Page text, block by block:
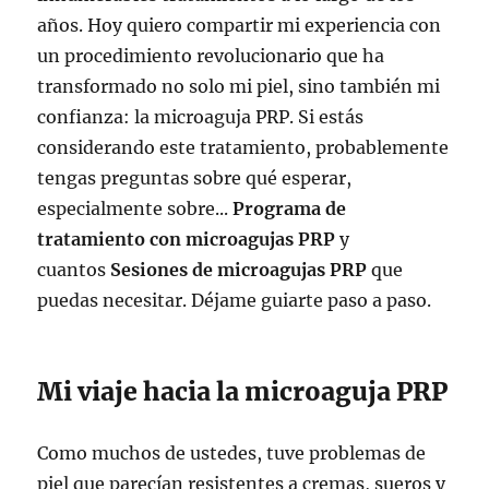
años. Hoy quiero compartir mi experiencia con
un procedimiento revolucionario que ha
transformado no solo mi piel, sino también mi
confianza: la microaguja PRP. Si estás
considerando este tratamiento, probablemente
tengas preguntas sobre qué esperar,
especialmente sobre...Programa de
tratamiento con microagujas PRP y
cuantos Sesiones de microagujas PRP que
puedas necesitar. Déjame guiarte paso a paso.
Mi viaje hacia la microaguja PRP
Como muchos de ustedes, tuve problemas de
piel que parecían resistentes a cremas, sueros y